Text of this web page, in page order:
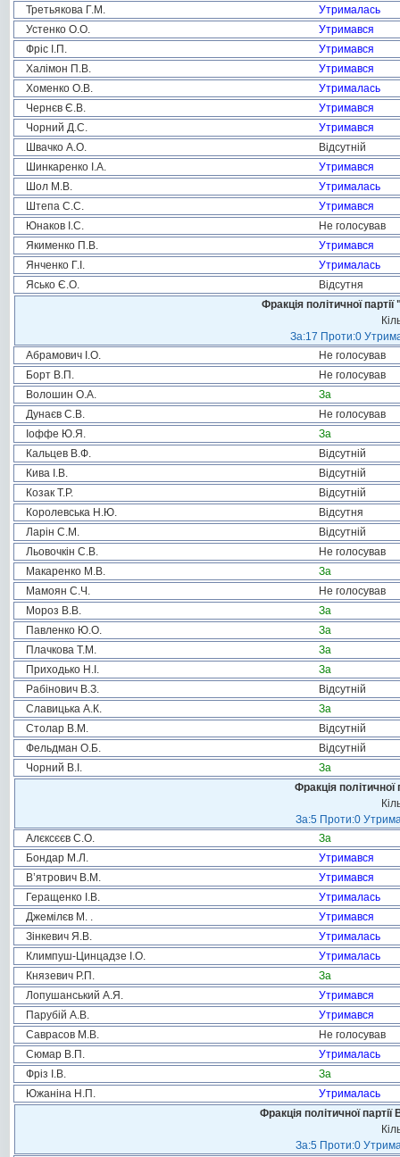
Третьякова Г.М.
Утрималась
Устенко О.О.
Утримався
Фріс І.П.
Утримався
Халімон П.В.
Утримався
Хоменко О.В.
Утрималась
Чернєв Є.В.
Утримався
Чорний Д.С.
Утримався
Швачко А.О.
Відсутній
Шинкаренко І.А.
Утримався
Шол М.В.
Утрималась
Штепа С.С.
Утримався
Юнаков І.С.
Не голосував
Якименко П.В.
Утримався
Янченко Г.І.
Утрималась
Ясько Є.О.
Відсутня
Фракція політичної
За:17 Проти:0
Абрамович І.О.
Не голосував
Борт В.П.
Не голосував
Волошин О.А.
За
Дунаєв С.В.
Не голосував
Іоффе Ю.Я.
За
Кальцев В.Ф.
Відсутній
Кива І.В.
Відсутній
Козак Т.Р.
Відсутній
Королевська Н.Ю.
Відсутня
Ларін С.М.
Відсутній
Льовочкін С.В.
Не голосував
Макаренко М.В.
За
Мамоян С.Ч.
Не голосував
Мороз В.В.
За
Павленко Ю.О.
За
Плачкова Т.М.
За
Приходько Н.І.
За
Рабінович В.З.
Відсутній
Славицька А.К.
За
Столар В.М.
Відсутній
Фельдман О.Б.
Відсутній
Чорний В.І.
За
Фракція
За:5 Проти:0
Алєксєєв С.О.
За
Бондар М.Л.
Утримався
В’ятрович В.М.
Утримався
Геращенко І.В.
Утрималась
Джемілєв М. .
Утримався
Зінкевич Я.В.
Утрималась
Климпуш-Цинцадзе І.О.
Утрималась
Князевич Р.П.
За
Лопушанський А.Я.
Утримався
Парубій А.В.
Утримався
Саврасов М.В.
Не голосував
Сюмар В.П.
Утрималась
Фріз І.В.
За
Южаніна Н.П.
Утрималась
Фракція політичної
За:5 Проти:0